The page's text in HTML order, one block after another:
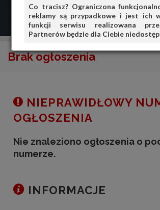
Co tracisz? Ograniczona
reklamy są przypadkowe i jest ich
funkcji serwisu realizowana
Partnerów będzie dla Ciebie
MENU
Brak ogłoszenia
NIEPRAWIDŁOWY
OGŁOSZENIA
Nie znaleziono ogłoszenia o
numerze.
INFORMACJE